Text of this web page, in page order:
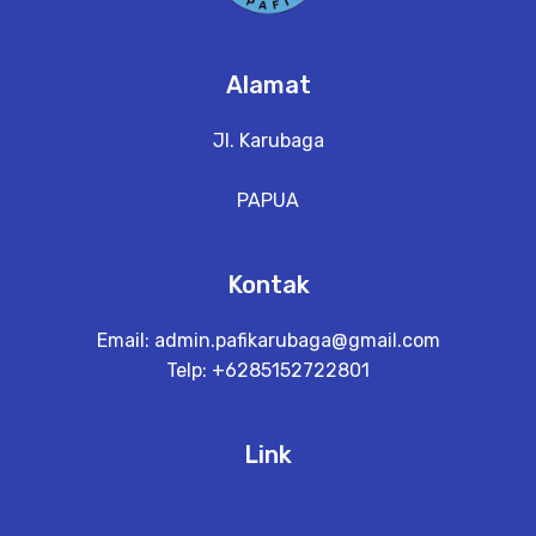
Alamat
Jl. Karubaga
PAPUA
Kontak
Email: admin.pafikarubaga@gmail.com
Telp: +6285152722801
Link